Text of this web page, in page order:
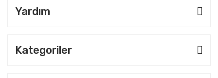
Yardım
Kategoriler